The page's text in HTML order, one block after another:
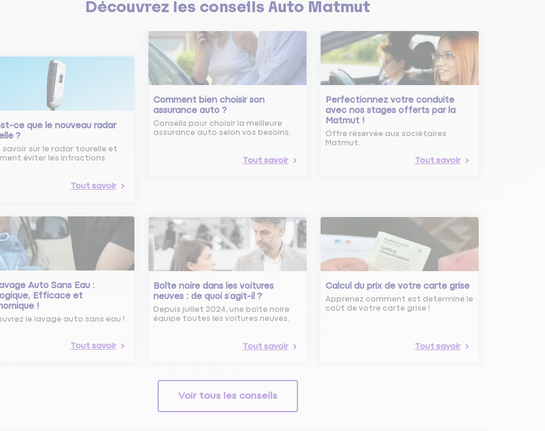
Découvrez les conseils Auto Matmut
ce que le nouveau radar
?
savoir sur le radar tourelle et
éviter les infractions.
Tout savoir
Comment bien choisir son
assurance auto ?
Conseils pour choisir la meilleure
assurance auto selon vos besoins.
Tout savoir
Perfectionnez votre conduite
avec nos stages offerts par la
Matmut !
Offre réservée aux sociétaires
Matmut.
Tout savoir
Auto Sans Eau :
Efficace et
!
le lavage auto sans eau !
Tout savoir
Boîte noire dans les voitures
neuves : de quoi s’agit-il ?
Depuis juillet 2024, une boîte noire
équipe toutes les voitures neuves.
Tout savoir
Calcul du prix de votre carte grise
Apprenez comment est determiné le
coût de votre carte grise !
Tout savoir
Voir tous les conseils